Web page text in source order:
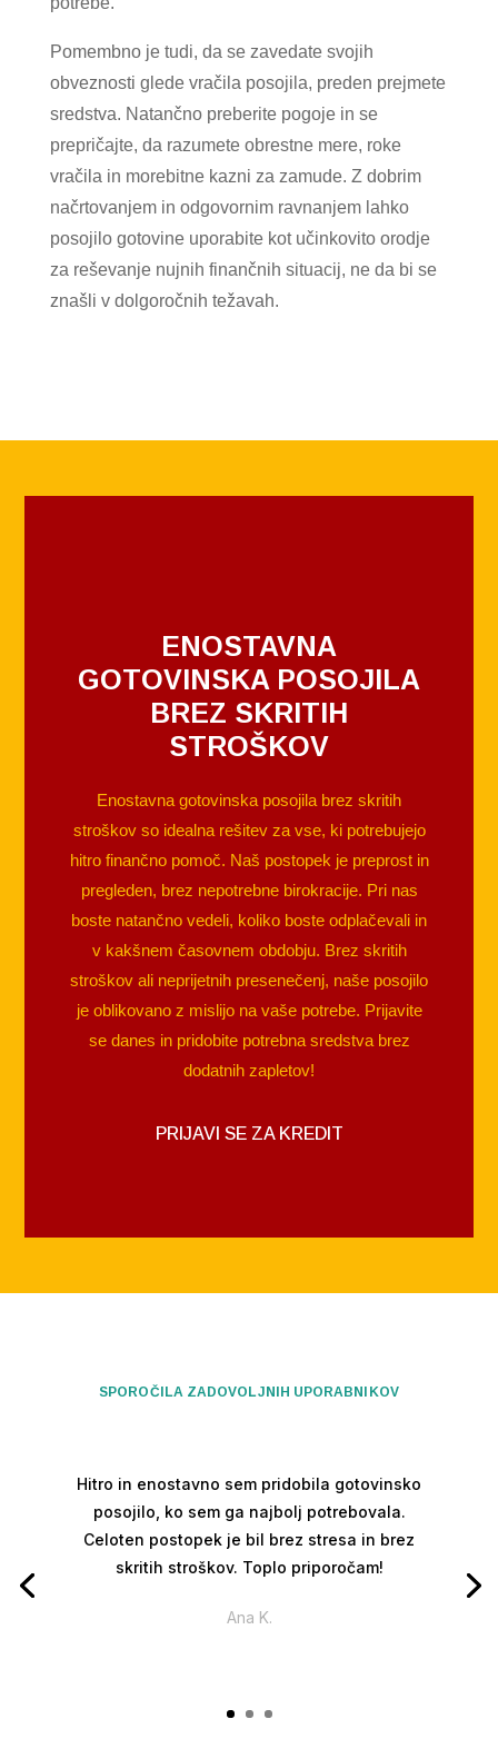
Pomembno je tudi, da se zavedate svojih
obveznosti glede vračila posojila, preden prejmete
sredstva. Natančno preberite pogoje in se
prepričajte, da razumete obrestne mere, roke
vračila in morebitne kazni za zamude. Z dobrim
načrtovanjem in odgovornim ravnanjem lahko
posojilo gotovine uporabite kot učinkovito orodje
za reševanje nujnih finančnih situacij, ne da bi se
znašli v dolgoročnih težavah.
ENOSTAVNA
GOTOVINSKA POSOJILA
BREZ SKRITIH
STROŠKOV
Enostavna gotovinska posojila brez skritih
stroškov so idealna rešitev za vse, ki potrebujejo
hitro finančno pomoč. Naš postopek je preprost in
pregleden, brez nepotrebne birokracije. Pri nas
boste natančno vedeli, koliko boste odplačevali in
v kakšnem časovnem obdobju. Brez skritih
stroškov ali neprijetnih presenečenj, naše posojilo
je oblikovano z mislijo na vaše potrebe. Prijavite
se danes in pridobite potrebna sredstva brez
dodatnih zapletov!
PRIJAVI SE ZA KREDIT
SPOROČILA ZADOVOLJNIH UPORABNIKOV
Hitro in enostavno sem pridobila gotovinsko
posojilo, ko sem ga najbolj potrebovala.
Celoten postopek je bil brez stresa in brez
skritih stroškov. Toplo priporočam!
Ana K.